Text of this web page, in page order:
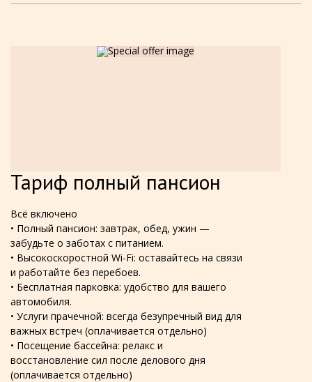
Тариф полный пансион
Всё включено
• Полный пансион: завтрак, обед, ужин —
забудьте о заботах с питанием.
• Высокоскоростной Wi-Fi: оставайтесь на связи
и работайте без перебоев.
• Бесплатная парковка: удобство для вашего
автомобиля.
• Услуги прачечной: всегда безупречный вид для
важных встреч (оплачивается отдельно)
• Посещение бассейна: релакс и
восстановление сил после делового дня
(оплачивается отдельно)